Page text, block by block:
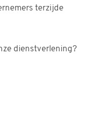
terzijde
dienstverlening?